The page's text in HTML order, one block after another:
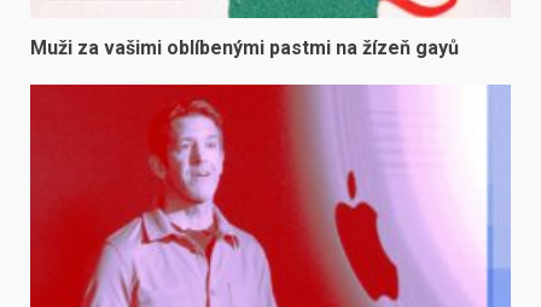
Muži za vašimi oblíbenými pastmi na žízeň gayů